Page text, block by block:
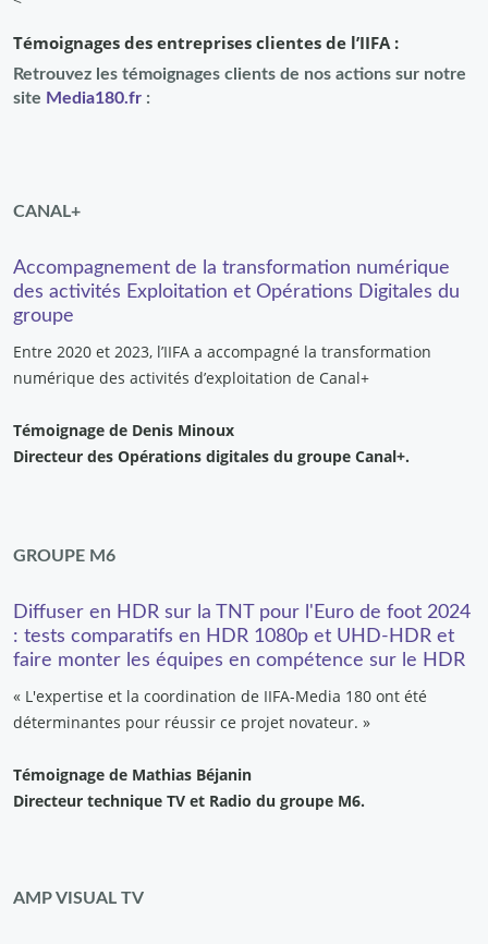
Témoignages des entreprises clientes de l’IIFA :
Retrouvez les témoignages clients de nos actions sur notre
site Media180.fr :
CANAL+
Accompagnement de la transformation numérique
des activités Exploitation et Opérations Digitales du
groupe
Entre 2020 et 2023, l’IIFA a accompagné la transformation
numérique des activités d’exploitation de Canal+
Témoignage de Denis Minoux
Directeur des Opérations digitales du groupe Canal+.
GROUPE M6
Diffuser en HDR sur la TNT pour l'Euro de foot 2024
: tests comparatifs en HDR 1080p et UHD-HDR et
faire monter les équipes en compétence sur le HDR
« L'expertise et la coordination de IIFA-Media 180 ont été
déterminantes pour réussir ce projet novateur. »
Témoignage de Mathias Béjanin
Directeur technique TV et Radio du groupe M6.
AMP VISUAL TV